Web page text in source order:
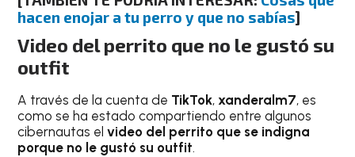
hacen enojar a tu perro y que no sabías]
Video del perrito que no le gustó su
outfit
A través de la cuenta de TikTok, xanderalm7, es
como se ha estado compartiendo entre algunos
cibernautas elvideo del perrito que se indigna
porque no le gustó su outfit.